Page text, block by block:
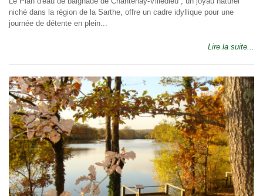
niché dans la région de la Sarthe, offre un cadre idyllique pour une
journée de détente en plein...
Lire la suite...